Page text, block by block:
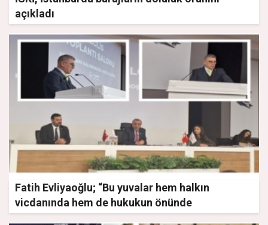
açıkladı
Fatih Evliyaoğlu; “Bu yuvalar hem halkın
vicdanında hem de hukukun önünde